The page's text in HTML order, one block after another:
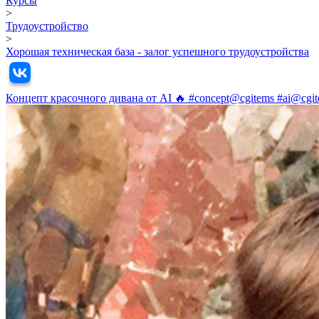
>
Трудоустройство
>
Хорошая техническая база - залог успешного трудоустройства
Концепт красочного дивана от AI 🔥 #concept@cgitems